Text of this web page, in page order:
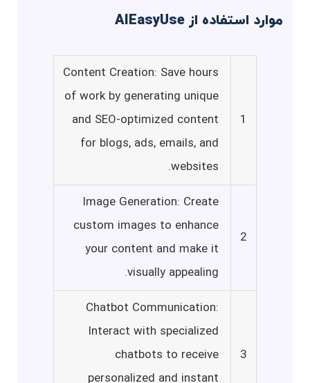
موارد استفاده از AIEasyUse
1
Content Creation: Save hours
of work by generating unique
and SEO-optimized content
for blogs, ads, emails, and
websites.
2
Image Generation: Create
custom images to enhance
your content and make it
visually appealing.
3
Chatbot Communication:
Interact with specialized
chatbots to receive
personalized and instant